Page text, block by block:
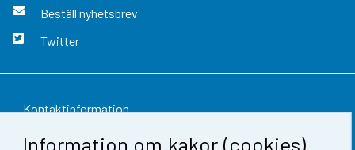
Information om kakor (cookies)
Beställ nyhetsbrev
Twitter
Kontaktinformation
Respons